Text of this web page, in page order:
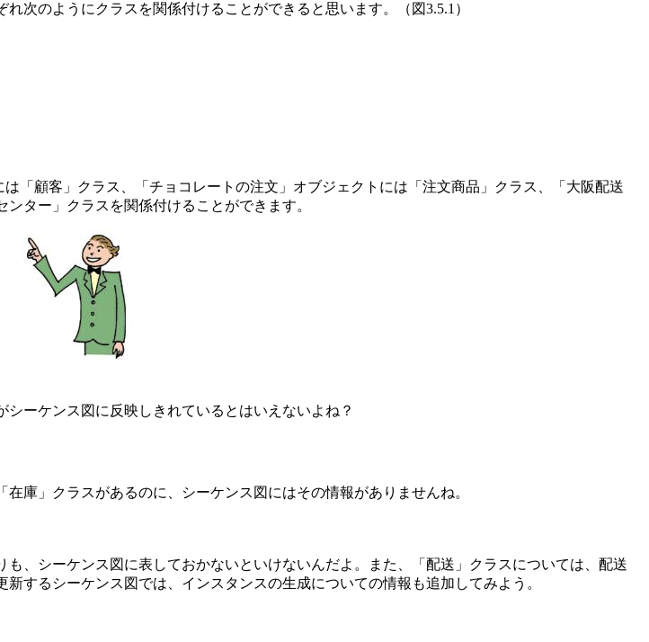
次のようにクラスを関係付けることができると思います。（図3.5.1）
「顧客」クラス、「チョコレートの注文」オブジェクトには「注文商品」クラス、「大阪配送
ター」クラスを関係付けることができます。
ーケンス図に反映しきれているとはいえないよね？
庫」クラスがあるのに、シーケンス図にはその情報がありませんね。
、シーケンス図に表しておかないといけないんだよ。また、「配送」クラスについては、配送
するシーケンス図では、インスタンスの生成についての情報も追加してみよう。